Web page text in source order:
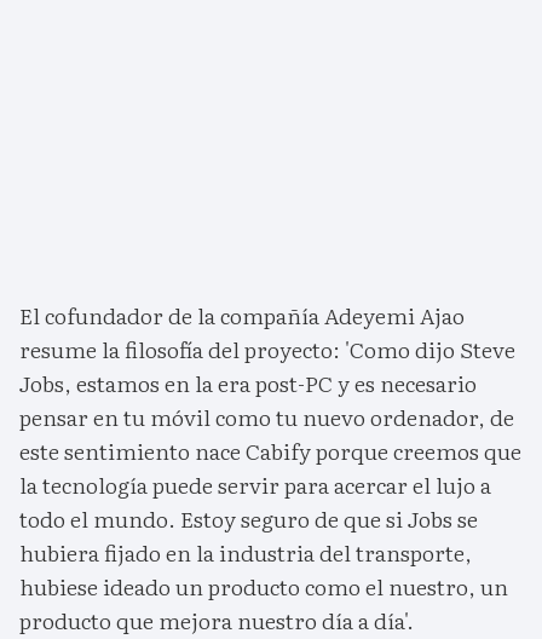
El cofundador de la compañía Adeyemi Ajao
resume la filosofía del proyecto: 'Como dijo Steve
Jobs, estamos en la era post-PC y es necesario
pensar en tu móvil como tu nuevo ordenador, de
este sentimiento nace Cabify porque creemos que
la tecnología puede servir para acercar el lujo a
todo el mundo. Estoy seguro de que si Jobs se
hubiera fijado en la industria del transporte,
hubiese ideado un producto como el nuestro, un
producto que mejora nuestro día a día'.